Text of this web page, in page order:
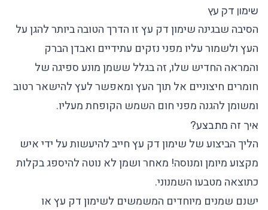
שימון דק עץ
הסיבה שבגינה שימון דק עץ זו הדרך הטובה ביותר להגן על
העץ ולשמור עליו מפני נזקים עתידיים ואבדן הברק
והמראה החדיש שלו, זה בגלל ששמן מונע ספיגה של
חומרים חיצוניים אל תוך העץ ומאפשר לעץ להישאר רטוב
ומשומן להגנה מפני חום השמש הקופחת מעליו.
איך זה מתבצע?
הליך הביצוע של שימון דק עץ חייב להיעשות על ידי איש
מקצוע מיומן ומנוסה! מאחר ושמן לא נוטה להיספג בקלות
כתוצאה מטבעו השמנוני.
ישנם שמנים מיוחדים המשמשים לשימון דק עץ או